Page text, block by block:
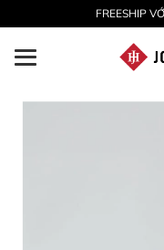
FREESHIP